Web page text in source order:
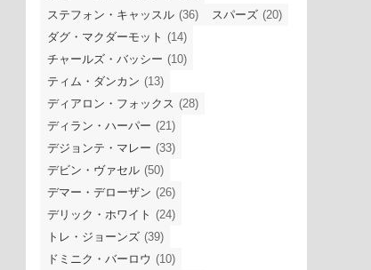
ステフォン・キャッスル (36) スパーズ (20)
ダグ・マクダーモット (14)
チャールズ・バッシー (10)
ティム・ダンカン (13)
ディアロン・フォックス (28)
ディラン・ハーパー (21)
デジョンテ・マレー (33)
デビン・ヴァセル (50)
デマー・デローザン (26)
デリック・ホワイト (24)
トレ・ジョーンズ (39)
ドミニク・バーロウ (10)